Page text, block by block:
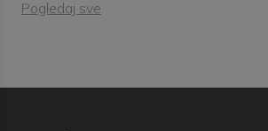
Pogledaj sve